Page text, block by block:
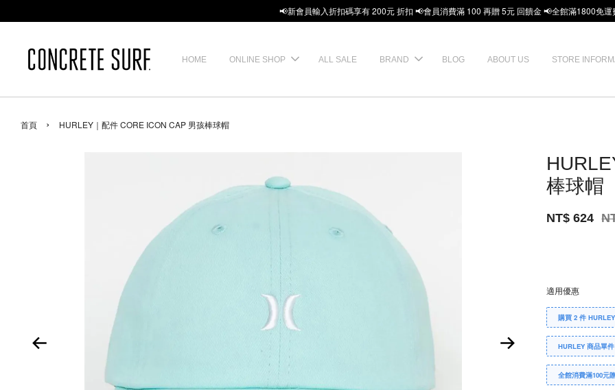
📢新會員輸入折扣碼享有 200元 折扣 📢會員消費滿 100 再贈 5元 回饋金 📢全館滿1800免運
HOME ONLINE SHOP ALL SALE BRAND BLOG ABOUT US STORE
首頁 › HURLEY｜配件 CORE ICON CAP 男孩棒球帽
棒球帽
NT$ 624
適用優惠
購買 2 件
HURLEY 商品單
全館消費滿100元